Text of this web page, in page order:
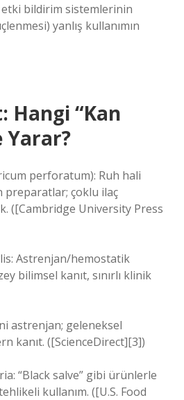
bildirim sistemlerinin
yanlış kullanımın
Hangi “Kan
Yarar?
perforatum): Ruh hali
preparatlar; çoklu ilaç
([Cambridge University Press
Astrenjan/hemostatik
bilimsel kanıt, sınırlı klinik
astrenjan; geleneksel
kanıt. ([ScienceDirect][3])
“Black salve” gibi ürünlerle
kullanım. ([U.S. Food